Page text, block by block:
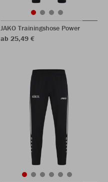
JAKO Trainingshose Power
ab 25,49 €